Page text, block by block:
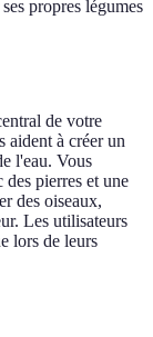
propres légumes
de votre
aident à créer un
l'eau. Vous
pierres et une
des oiseaux,
Les utilisateurs
lors de leurs